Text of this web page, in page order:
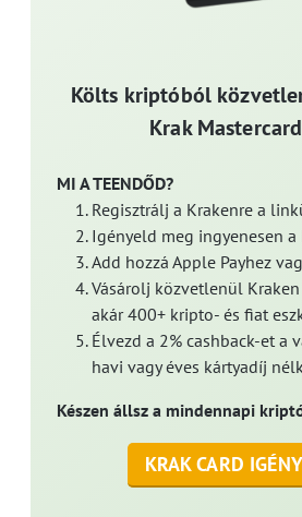
Költs kriptóból
Krak
MI A TEENDŐD?
Regisztrálj a Krakenre a
Igényeld meg ingyenesen a
Add hozzá Apple Payhez
Vásárolj közvetlenül
akár 400+ kripto- és fiat
Élvezd a 2% cashback-et a
havi vagy éves kártyadíj
Készen állsz a mindennapi
KRAK CARD